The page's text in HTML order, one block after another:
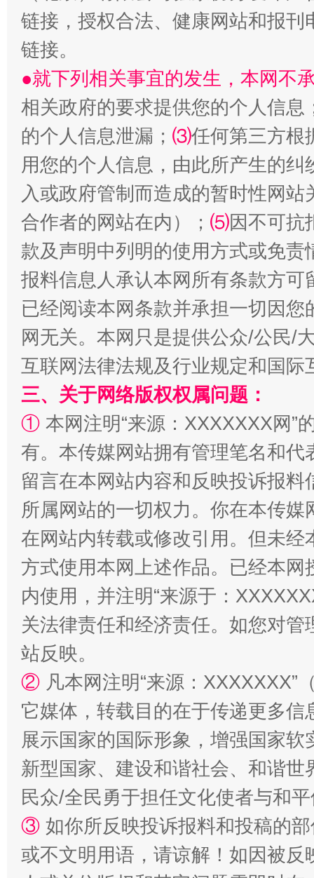
“刷贴”乱象丛生
生
揭批美国五大"原罪" "炒
解纷+调解+退费，一次搞定
站台名比不上好声名
链接，授权合法、健康网站和报
链接。
●就下列相关事宜的发生，本网不
相关政府的要求提供您的个人信息
的个人信息泄漏； ⑶任何第三方根
用您的个人信息，由此所产生的纠
入或政府管制而造成的暂时性网
合作者的网站在内）； ⑸因不可抗
款及声明中列明的使用方式或免责
报料信息人承认本网所有条款方
已经阅读本网条款并承担一切因
网无关。本网只是提供公众/公民/
互联网法律法规及行业规定和国
三、关于网络版权权属问题：
① 本网注明“来源：XXXXXXX网”
有。本传媒网站拥有管理笔名和
留言在本网站内容和反映投诉报
所属网站的一切权力。你在本传
在网站内转载或修改引用。但未
方式使用本网上述作品。已经本
内使用，并注明“来源于：
关法律责任和经济责任。如您对
站反映。
② 凡本网注明“来源：
它媒体，转载目的在于传递更多
展示国家的国际形象，增强国家
新型国家、建设和谐社会、和谐
民众/全民勇于担任文化使者与和
③ 如你所反映投诉报料和投稿的
或不文明用语，请谅解！如因被